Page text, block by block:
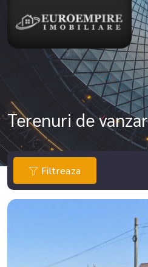
Terenuri de
Filtreaza